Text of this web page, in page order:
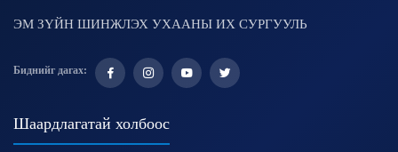
ЭМ ЗҮЙН ШИНЖЛЭХ УХААНЫ ИХ СУРГУУЛЬ
Биднийг дагах:
Шаардлагатай холбоос